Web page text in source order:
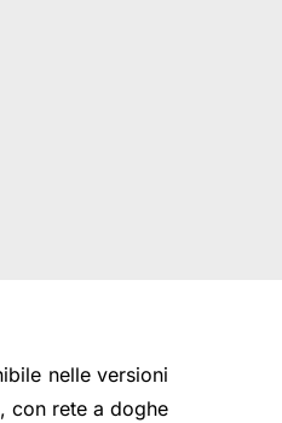
nelle versioni
con rete a doghe